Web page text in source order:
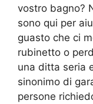
vostro bagno?
sono qui per
guasto che ci
rubinetto o
una ditta seria
sinonimo di
persone